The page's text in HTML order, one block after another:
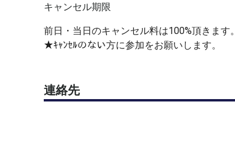
キャンセル期限
前日・当日のキャンセル料は100%頂きます。
★ｷｬﾝｾﾙのない方に参加をお願いします。
連絡先